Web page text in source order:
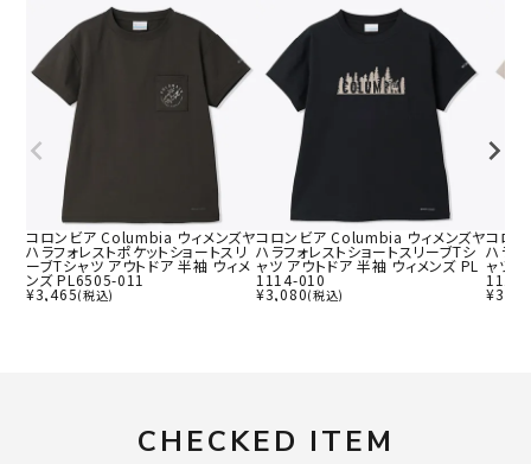
コロンビア Columbia ウィメンズヤ
ハラフォレストポケットショートスリ
ーブTシャツ アウトドア 半袖 ウィメ
ンズ PL6505-011
¥3,465(税込)
コロンビア Columbia ウィメンズヤ
ハラフォレストショートスリーブTシ
ャツ アウトドア 半袖 ウィメンズ PL
1114-010
¥3,080(税込)
コロ
ハラフ
ャツ
¥
CHECKED ITEM